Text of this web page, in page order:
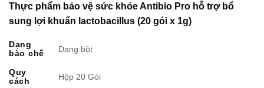
Thực phẩm bảo vệ sức khỏe Antibio Pro hỗ trợ bổ
sung lợi khuẩn lactobacillus (20 gói x 1g)
Dạng
bào chế
Dạng bột
Quy
cách
Hộp 20 Gói